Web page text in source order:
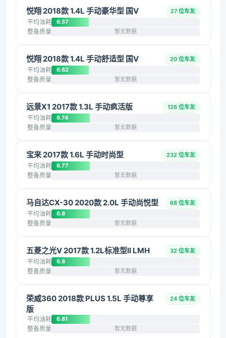
悦翔 2018款 1.4L 手动豪华型 国V 27 位车友
平均油耗 6.57
整备质量 暂无数据
悦翔 2018款 1.4L 手动舒适型 国V 20 位车友
平均油耗 6.62
整备质量 暂无数据
远景X1 2017款 1.3L 手动疯活版 126 位车友
平均油耗 6.74
整备质量 暂无数据
宝来 2017款 1.6L 手动时尚型 232 位车友
平均油耗 6.77
整备质量 暂无数据
马自达CX-30 2020款 2.0L 手动尚悦型 68 位车友
平均油耗 6.8
整备质量 暂无数据
五菱之光V 2017款 1.2L标准型II LMH 32 位车友
平均油耗 6.8
整备质量 暂无数据
荣威360 2018款 PLUS 1.5L 手动尊享
版
24 位车友
平均油耗 6.81
整备质量 暂无数据